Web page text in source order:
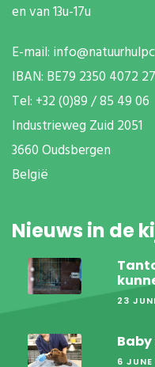
en van 13u-17u
E-mail:
IBAN: BE79 2350 4072
Tel: +32 (0)89 / 85 49 06
Industrieweg Zuid 2051
3660 Oudsbergen
België
Nieuws in de
23
6